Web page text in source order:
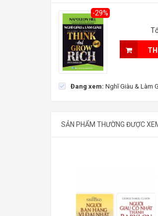
-29%
Đang xem: Nghĩ Giàu & Làm
SẢN PHẨM THƯỜNG ĐƯỢC